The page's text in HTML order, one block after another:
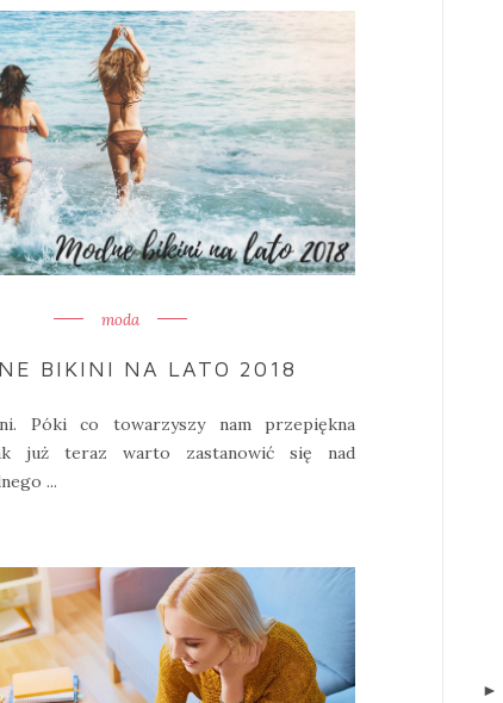
moda
BIKINI NA LATO 2018
Póki co towarzyszy nam przepiękna
już teraz warto zastanowić się nad
...
►